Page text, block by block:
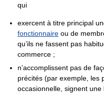
qui
exercent à titre principal
fonctionnaire ou de
qu’ils ne fassent pas
commerce ;
n’accomplissent pas de
précités (par exemple, les
occasionnelle, signent